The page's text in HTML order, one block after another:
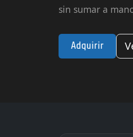
sin sumar a
Adquirir